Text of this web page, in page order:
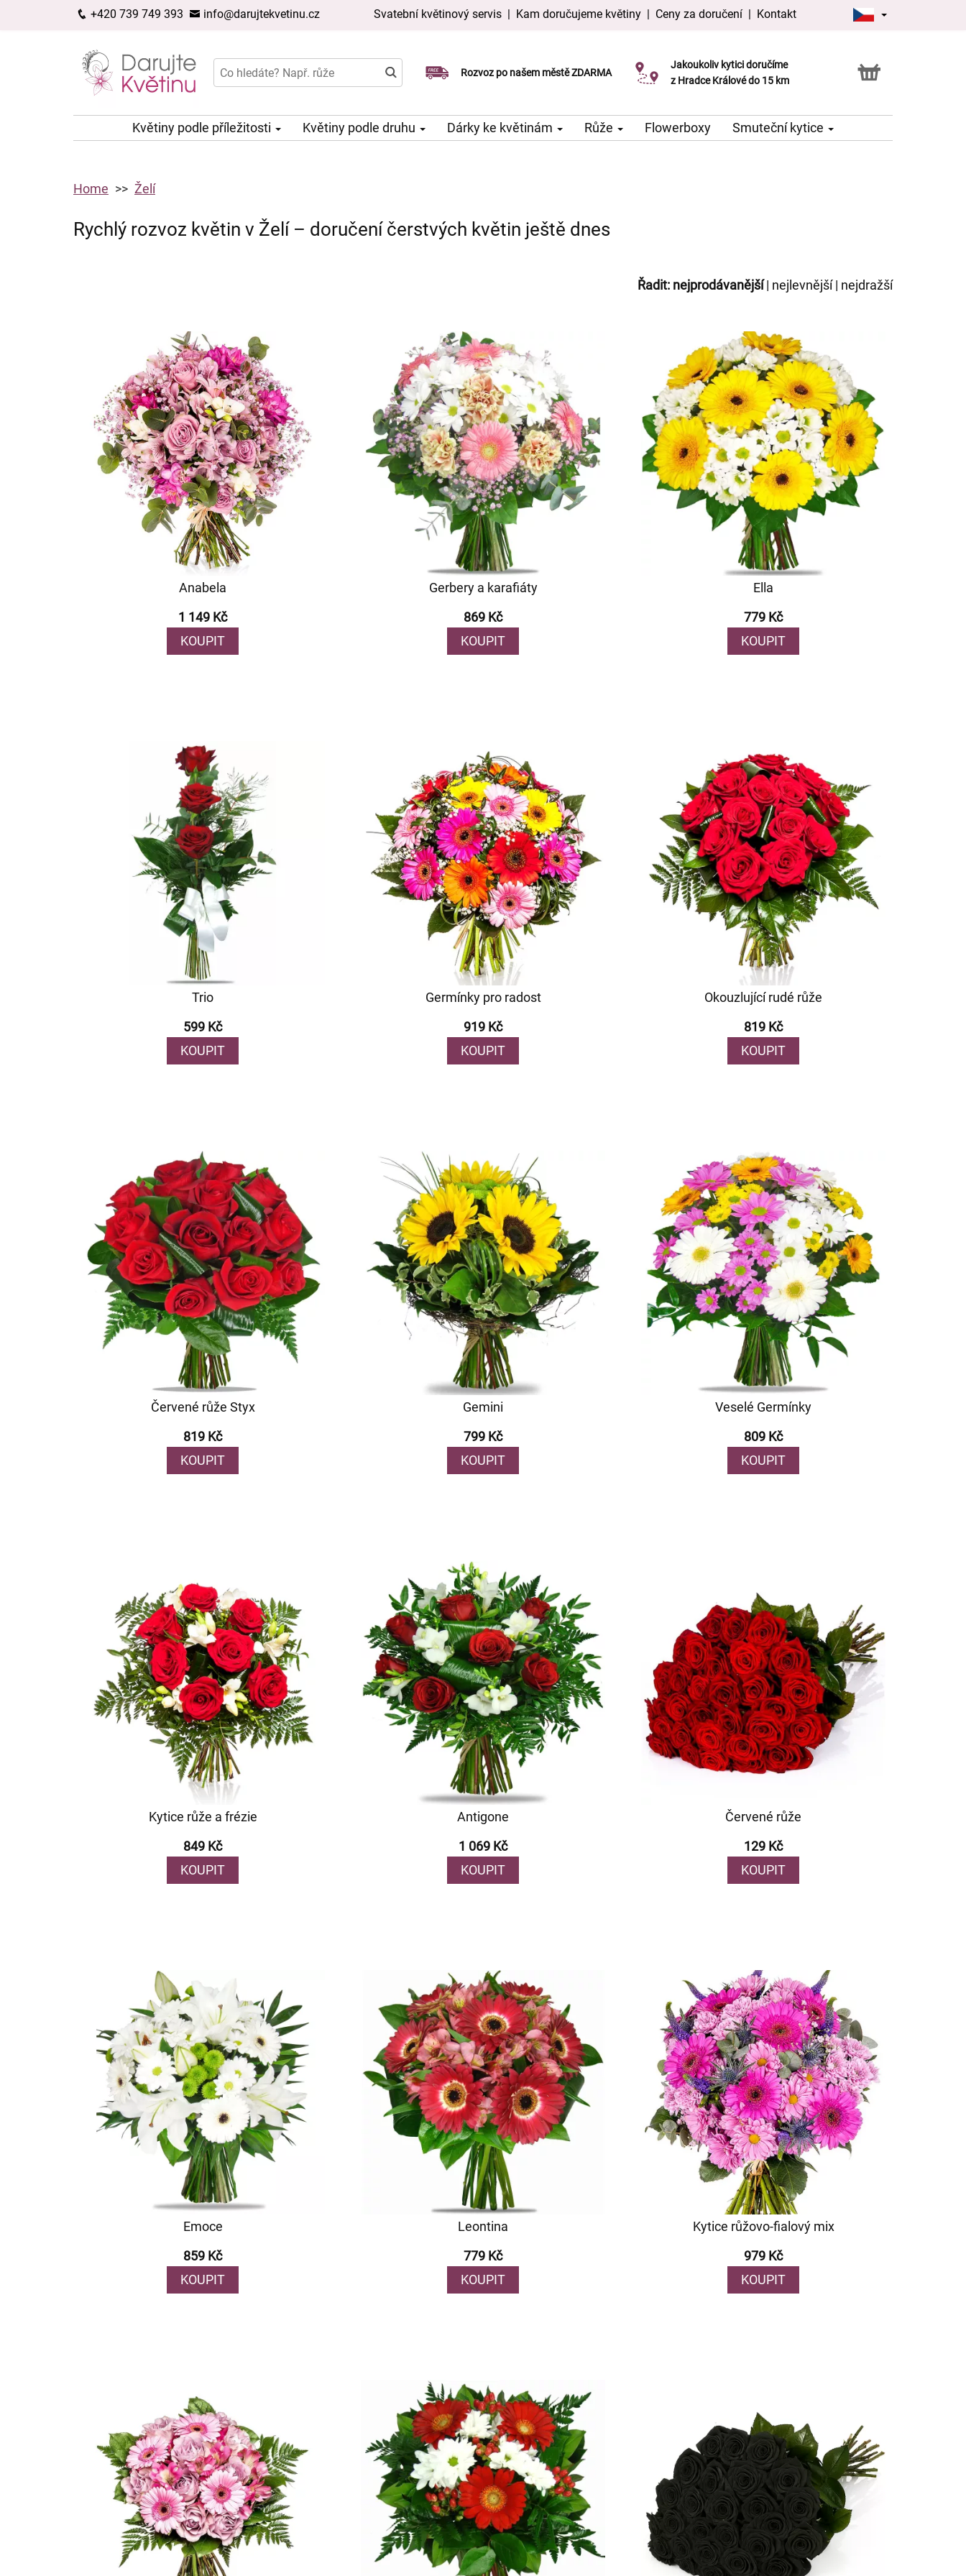
+420 739 749 393 info@darujtekvetinu.cz Svatební květinový servis | Kam doručujeme květiny | Ceny za doručení | Kontakt
Rozvoz po našem městě ZDARMA
Doručujeme již v den objednávky
Možný výběr času a dne doručení
Jakoukoliv kytici doručíme
z Hradce Králové do 15 km
Možnost vyzvednout v naší květince
Květiny podle příležitosti Květiny podle druhu Dárky ke květinám Růže Flowerboxy Smuteční kytice
Home Želí
Rychlý rozvoz květin v Želí – doručení čerstvých květin ještě dnes
Řadit: nejprodávanější| nejlevnější| nejdražší
Anabela
1 149 Kč
KOUPIT
Gerbery a karafiáty
869 Kč
KOUPIT
Ella
779 Kč
KOUPIT
Trio
599 Kč
KOUPIT
Germínky pro radost
919 Kč
KOUPIT
Okouzlující rudé růže
819 Kč
KOUPIT
Červené růže Styx
819 Kč
KOUPIT
Gemini
799 Kč
KOUPIT
Veselé Germínky
809 Kč
KOUPIT
Kytice růže a frézie
849 Kč
KOUPIT
Antigone
1 069 Kč
KOUPIT
Červené růže
129 Kč
KOUPIT
Emoce
859 Kč
KOUPIT
Leontina
779 Kč
KOUPIT
Kytice růžovo-fialový mix
979 Kč
KOUPIT